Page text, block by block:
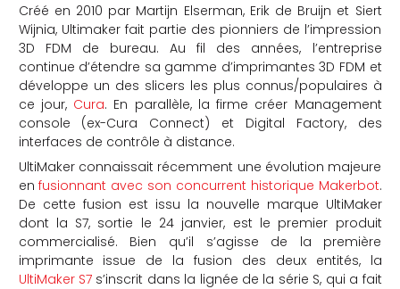
Créé en 2010 par Martijn Elserman, Erik de Bruijn et Siert
Wijnia, Ultimaker fait partie des pionniers de l’impression
3D FDM de bureau. Au fil des années, l’entreprise
continue d’étendre sa gamme d’imprimantes 3D FDM et
développe un des slicers les plus connus/populaires à
ce jour, Cura. En parallèle, la firme créer Management
console (ex-Cura Connect) et Digital Factory, des
interfaces de contrôle à distance.
UltiMaker connaissait récemment une évolution majeure
enfusionnant avec son concurrent historique Makerbot.
De cette fusion est issu la nouvelle marque UltiMaker
dont la S7, sortie le 24 janvier, est le premier produit
commercialisé. Bien qu’il s’agisse de la première
imprimante issue de la fusion des deux entités, la
UltiMaker S7s’inscrit dans la lignée de la série S, qui a fait